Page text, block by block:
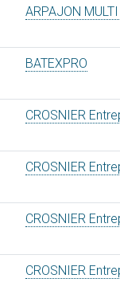
ARPAJON
BATEXPRO
CROSNIER
CROSNIER
CROSNIER
CROSNIER